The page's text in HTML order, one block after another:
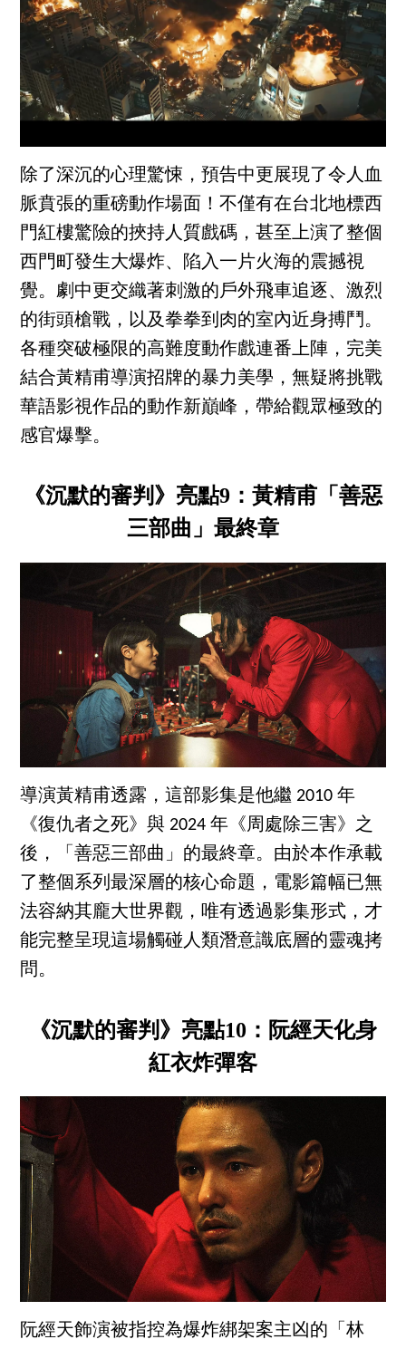
除了深沉的心理驚悚，預告中更展現了令人血
脈賁張的重磅動作場面！不僅有在台北地標西
門紅樓驚險的挾持人質戲碼，甚至上演了整個
西門町發生大爆炸、陷入一片火海的震撼視
覺。劇中更交織著刺激的戶外飛車追逐、激烈
的街頭槍戰，以及拳拳到肉的室內近身搏鬥。
各種突破極限的高難度動作戲連番上陣，完美
結合黃精甫導演招牌的暴力美學，無疑將挑戰
華語影視作品的動作新巔峰，帶給觀眾極致的
感官爆擊。
《沉默的審判》亮點9：黃精甫「善惡
三部曲」最終章
導演黃精甫透露，這部影集是他繼 2010 年
《復仇者之死》與 2024 年《周處除三害》之
後，「善惡三部曲」的最終章。由於本作承載
了整個系列最深層的核心命題，電影篇幅已無
法容納其龐大世界觀，唯有透過影集形式，才
能完整呈現這場觸碰人類潛意識底層的靈魂拷
問。
《沉默的審判》亮點10：阮經天化身
紅衣炸彈客
阮經天飾演被指控為爆炸綁架案主凶的「林